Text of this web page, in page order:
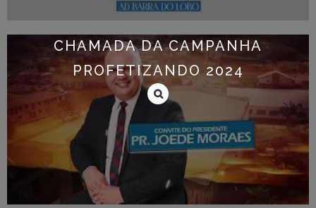
CHAMADA DA CAMPANHA
PROFETIZANDO 2024